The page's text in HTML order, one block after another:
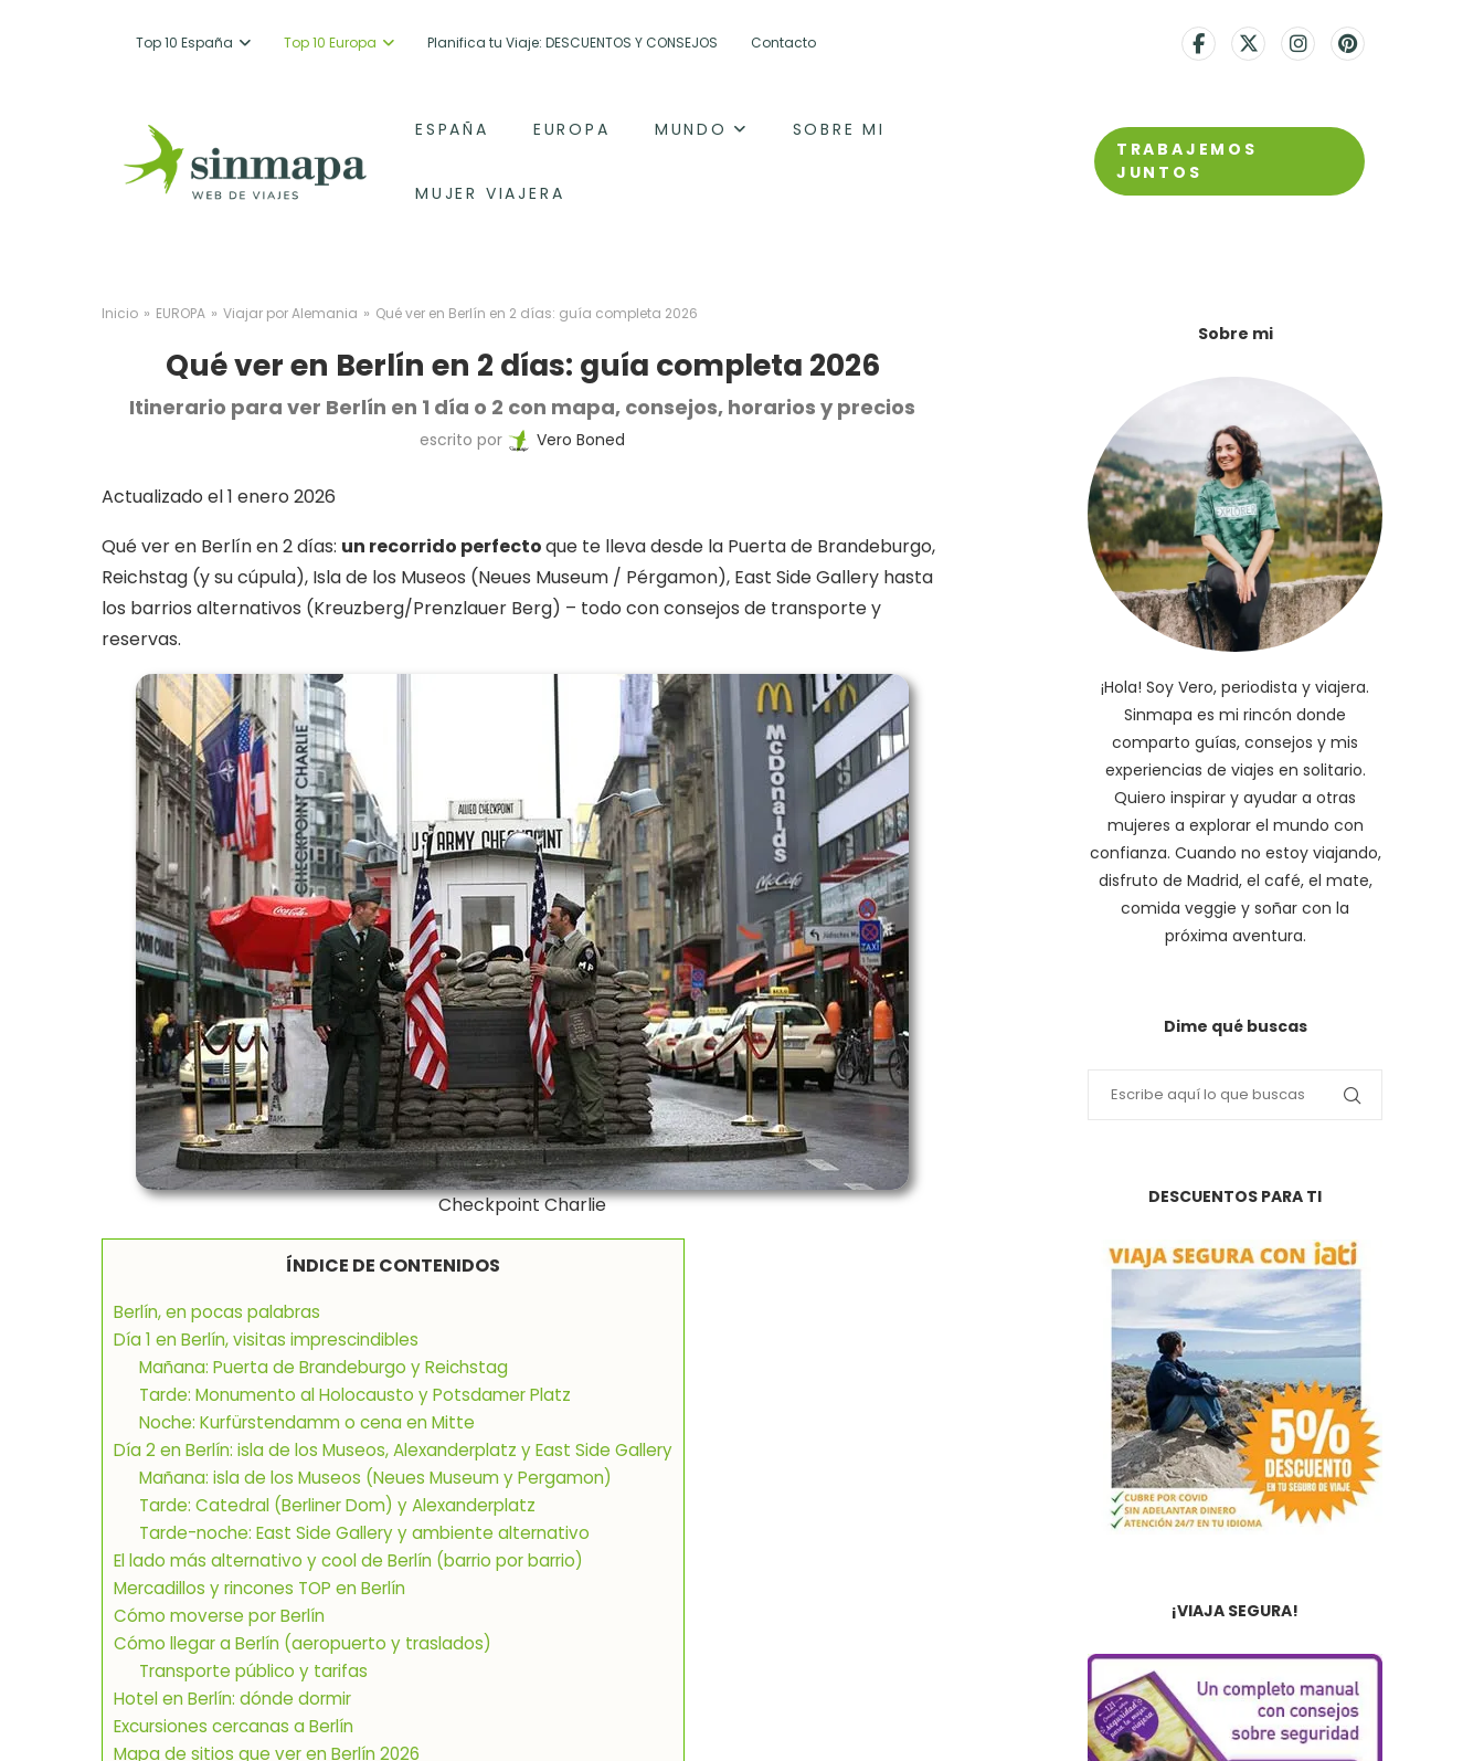
Top 10 España Top 10 Europa Planifica tu Viaje: DESCUENTOS Y CONSEJOS Contacto
ESPAÑA EUROPA MUNDO SOBRE MI
MUJER VIAJERA
TRABAJEMOS
JUNTOS
Inicio » EUROPA » Viajar por Alemania » Qué ver en Berlín en 2 días: guía completa 2026
Qué ver en Berlín en 2 días: guía completa 2026
Itinerario para ver Berlín en 1 día o 2 con mapa, consejos, horarios y precios
escrito por Vero Boned
Actualizado el 1 enero 2026
Qué ver en Berlín en 2 días: un recorrido perfectoque te lleva desde la Puerta de Brandeburgo,
Reichstag (y su cúpula), Isla de los Museos (Neues Museum / Pérgamon), East Side Gallery hasta
los barrios alternativos (Kreuzberg/Prenzlauer Berg) – todo con consejos de transporte y
reservas.
Checkpoint Charlie
ÍNDICE DE CONTENIDOS
Berlín, en pocas palabras
Día 1 en Berlín, visitas imprescindibles
Mañana: Puerta de Brandeburgo y Reichstag
Tarde: Monumento al Holocausto y Potsdamer Platz
Noche: Kurfürstendamm o cena en Mitte
Día 2 en Berlín: isla de los Museos, Alexanderplatz y East Side Gallery
Mañana: isla de los Museos (Neues Museum y Pergamon)
Tarde: Catedral (Berliner Dom) y Alexanderplatz
Tarde-noche: East Side Gallery y ambiente alternativo
El lado más alternativo y cool de Berlín (barrio por barrio)
Mercadillos y rincones TOP en Berlín
Cómo moverse por Berlín
Cómo llegar a Berlín (aeropuerto y traslados)
Transporte público y tarifas
Hotel en Berlín: dónde dormir
Excursiones cercanas a Berlín
Mapa de sitios que ver en Berlín 2026
Sobre mi
¡Hola! Soy Vero, periodista y viajera.
Sinmapa es mi rincón donde
comparto guías, consejos y mis
experiencias de viajes en solitario.
Quiero inspirar y ayudar a otras
mujeres a explorar el mundo con
confianza. Cuando no estoy viajando,
disfruto de Madrid, el café, el mate,
comida veggie y soñar con la
próxima aventura.
Dime qué buscas
DESCUENTOS PARA TI
¡VIAJA SEGURA!